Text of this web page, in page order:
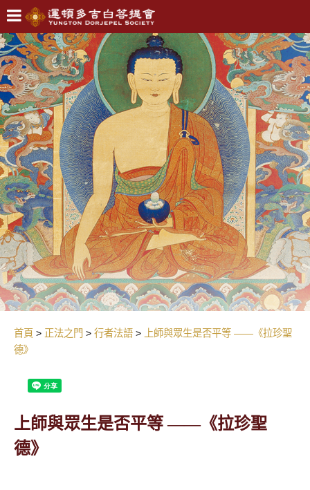
首頁 正法之門 行者法語
上師與眾生是否平等 ——《拉珍聖
德》
上師與眾生是否平等 ——《拉珍聖
德》